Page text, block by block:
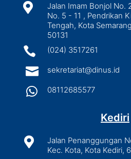

Jalan Imam Bonjol No.
No. 5 - 11 , Pendrikan
Tengah, Kota
50131
 (024) 3517261
 sekretariat@dinus.id
 08112685577
Kediri

Jalan Penanggungan
Kec. Kota, Kota Kediri,